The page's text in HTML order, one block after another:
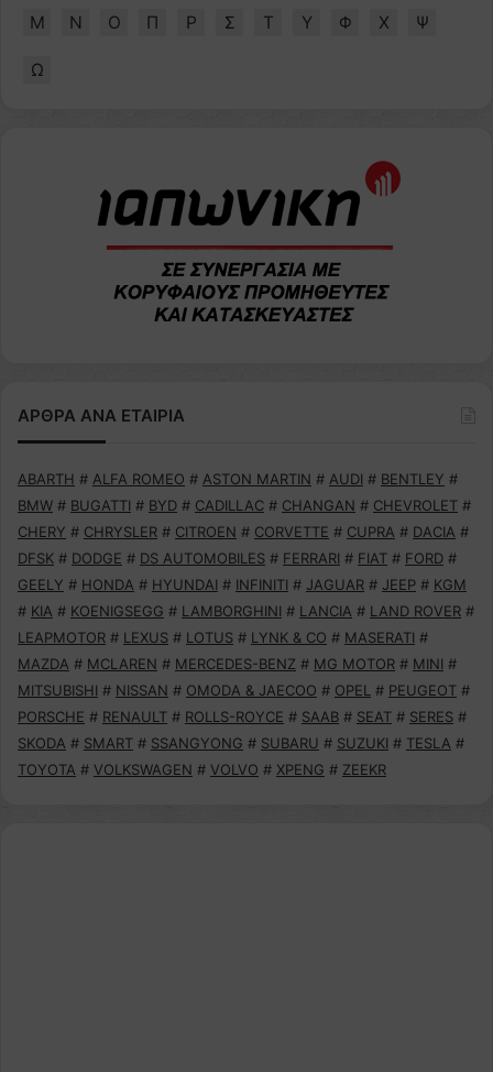
Μ Ν Ο Π Ρ Σ Τ Υ Φ Χ Ψ
Ω
ΑΡΘΡΑ ΑΝΑ ΕΤΑΙΡΙΑ
ABARTH # ALFA ROMEO # ASTON MARTIN # AUDI # BENTLEY #
BMW # BUGATTI # BYD # CADILLAC # CHANGAN # CHEVROLET #
CHERY # CHRYSLER # CITROEN # CORVETTE # CUPRA # DACIA #
DFSK # DODGE # DS AUTOMOBILES # FERRARI # FIAT # FORD #
GEELY # HONDA # HYUNDAI # INFINITI # JAGUAR # JEEP # KGM
# KIA # KOENIGSEGG # LAMBORGHINI # LANCIA # LAND ROVER #
LEAPMOTOR # LEXUS # LOTUS # LYNK & CO # MASERATI #
MAZDA # MCLAREN # MERCEDES-BENZ # MG MOTOR # MINI #
MITSUBISHI # NISSAN # OMODA & JAECOO # OPEL # PEUGEOT #
PORSCHE # RENAULT # ROLLS-ROYCE # SAAB # SEAT # SERES #
SKODA # SMART # SSANGYONG # SUBARU # SUZUKI # TESLA #
TOYOTA # VOLKSWAGEN # VOLVO # XPENG # ZEEKR